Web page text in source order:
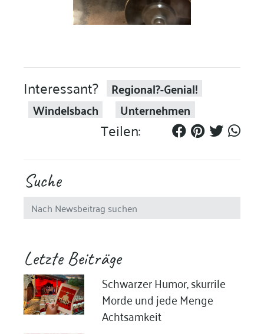
Interessant?
Regional?-Genial!
Windelsbach
Unternehmen
Teilen:
Suche
Letzte Beiträge
Schwarzer Humor, skurrile
Morde und jede Menge
Achtsamkeit